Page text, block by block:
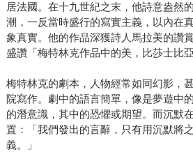
居法國。在十九世紀之末，他詩意盎然
潮，一反當時盛行的寫實主義，以內在
象真實。他的作品深獲詩人馬拉美的讚
盛讚「梅特林克作品中的美，比莎士比
梅特林克的劇本，人物經常如同幻影，
院寫作。劇中的語言簡單，像是夢遊中
的潛意識，其中的恐懼或期望。而沉默
置：「我們發出的言辭，只有用沉默將
義。」